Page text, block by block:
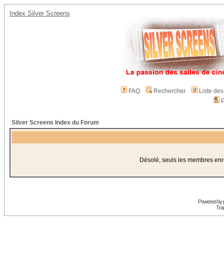
Index Silver Screens
FAQ Rechercher
Liste
Silver Screens Index du Forum
Désolé, seuls les membres
Powered by